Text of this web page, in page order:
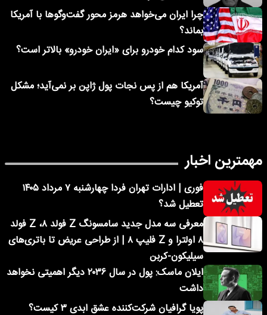
چرا ایران می‌خواهد هرمز محور گفت‌وگوها با آمریکا
بماند؟
سود کدام خودرو برای «ایران خودرو» بالاتر است؟
آمریکا هم از پس نجات پول ژاپن بر نمی‌آید؛ مشکل
توکیو چیست؟
مهمترین اخبار
فوری | ادارات تهران فردا چهارشنبه ۷ مرداد ۱۴۰۵
تعطیل شد؟
معرفی سه مدل جدید سامسونگ Z فولد ۸، Z فولد
۸ اولترا و Z فلیپ ۸ | از طراحی عریض تا باتری‌های
سیلیکون-کربن
ایلان ماسک: پول در سال ۲۰۳۶ دیگر اهمیتی نخواهد
داشت
پویا گرافیان شرکت‌کننده عشق ابدی ۳ کیست؟